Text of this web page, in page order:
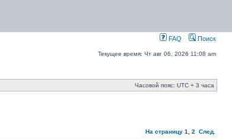
FAQ Поиск
Текущее время: Чт авг 06, 2026 11:08 am
Часовой пояс: UTC + 3 часа
На страницу 1 2 След.